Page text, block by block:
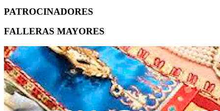
PATROCINADORES
FALLERAS MAYORES